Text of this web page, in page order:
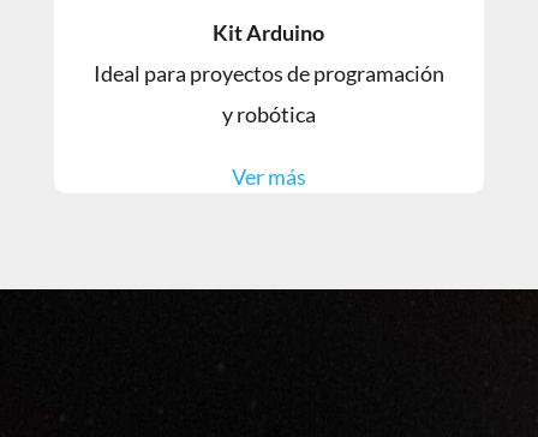
Kit Arduino
Ideal para proyectos de programación
y robótica
Ver más